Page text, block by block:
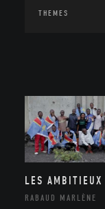
THEMES
LES AMBITIEUX
RABAUD MARLÈNE